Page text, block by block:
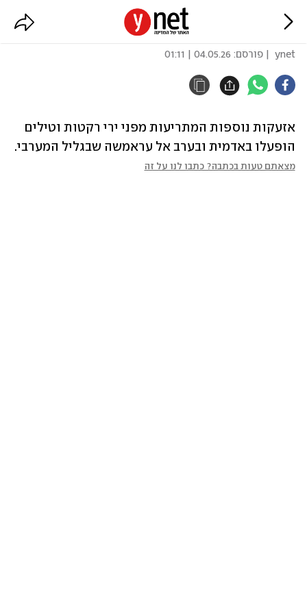
עוד אזעקות בגליל המערבי
ynet | פורסם: 04.05.26 | 01:11
הופעלו באדמית ובערב אל עראמשה שבגליל המערבי.
מצאתם טעות בכתבה? כתבו לנו על זה